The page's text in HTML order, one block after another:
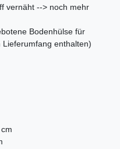
vernäht --> noch mehr
Bodenhülse für
Lieferumfang enthalten)